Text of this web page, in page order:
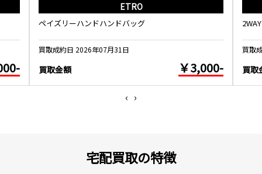
ETRO
ペイズリーハンドハンドバッグ
買取成約日 2026年07月31日
買取金額 ￥3,000-
買取
買取
‹ ›
宅配買取の特徴